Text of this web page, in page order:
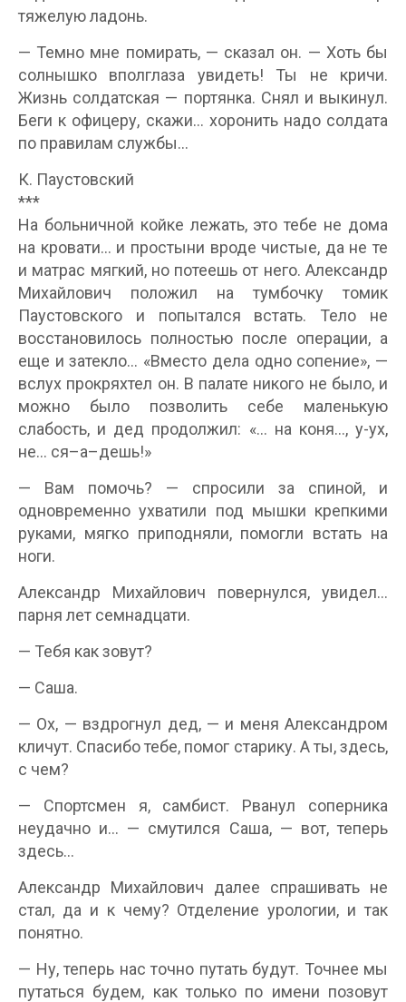
тяжелую ладонь.
— Темно мне помирать, — сказал он. — Хоть бы
солнышко вполглаза увидеть! Ты не кричи.
Жизнь солдатская — портянка. Снял и выкинул.
Беги к офицеру, скажи… хоронить надо солдата
по правилам службы…
К. Паустовский
***
На больничной койке лежать, это тебе не дома
на кровати… и простыни вроде чистые, да не те
и матрас мягкий, но потеешь от него. Александр
Михайлович положил на тумбочку томик
Паустовского и попытался встать. Тело не
восстановилось полностью после операции, а
еще и затекло… «Вместо дела одно сопение», —
вслух прокряхтел он. В палате никого не было, и
можно было позволить себе маленькую
слабость, и дед продолжил: «… на коня…, у-ух,
не… ся–а–дешь!»
— Вам помочь? — спросили за спиной, и
одновременно ухватили под мышки крепкими
руками, мягко приподняли, помогли встать на
ноги.
Александр Михайлович повернулся, увидел…
парня лет семнадцати.
— Тебя как зовут?
— Саша.
— Ох, — вздрогнул дед, — и меня Александром
кличут. Спасибо тебе, помог старику. А ты, здесь,
с чем?
— Спортсмен я, самбист. Рванул соперника
неудачно и… — смутился Саша, — вот, теперь
здесь…
Александр Михайлович далее спрашивать не
стал, да и к чему? Отделение урологии, и так
понятно.
— Ну, теперь нас точно путать будут. Точнее мы
путаться будем, как только по имени позовут